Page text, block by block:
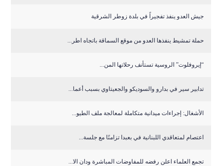
جيش العدو ينفذ تفجيراً في بلدة زوطر الشرقية
حملة تمشيط ينفذها العدو من موقع السماقة باتجاه اطر...
“إيروفلوت” الروسية تستأنف رحلاتها المن...
تدابير سير في بدارو والسوديكو والجعيتاوي بسبب أعما...
الأشغال: إجراءات ميدانية متكاملة لمعالجة ملف الطيو...
اعتصام لمتعاقدي اللبنانية في بعبدا تزامنًا مع جلسة...
تجمع العلماء اعلن رفضه للمفاوضات المباشرة ودان الا...